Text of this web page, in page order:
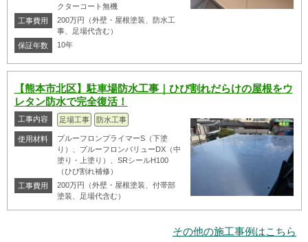
クターコート無機
工事費用
200万円（外壁・屋根塗装、防水工
事、足場代含む）
保証年数
10年
【熊本市北区】駐車場防水工事｜ひび割れだらけの屋根をウ
レタン防水で完全復活！
工事内容 足場工事 防水工事
使用材料
プルーフロンプライマーS（下塗
り）、プルーフロンバリューDX（中
塗り・上塗り）、SRシールH100
（ひび割れ補修）
工事費用
200万円（外壁・屋根塗装、付帯部
塗装、足場代含む）
その他の施工事例はこちら